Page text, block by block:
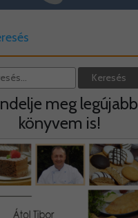
meg legújabb
könyvem is!